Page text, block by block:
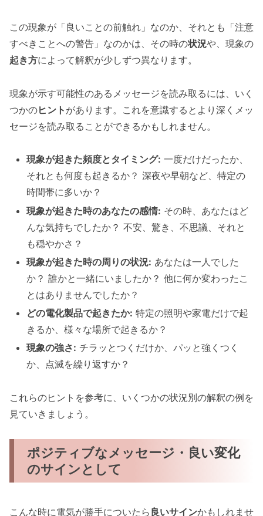
この現象が「良いことの前触れ」なのか、それとも「注意
すべきことへの警告」なのかは、その時の状況や、現象の
起き方によって解釈が少しずつ異なります。
現象が示す可能性のあるメッセージを読み取るには、いく
つかのヒント があります。これを意識するとより深くメッ
セージを読み取ることができるかもしれません。
現象が起きた頻度とタイミング: 一度だけだったか、
それとも何度も起きるか？ 深夜や早朝など、特定の
時間帯に多いか？
現象が起きた時のあなたの感情: その時、あなたはど
んな気持ちでしたか？ 不安、驚き、不思議、それと
も穏やかさ？
現象が起きた時の周りの状況: あなたは一人でした
か？ 誰かと一緒にいましたか？ 他に何か変わったこ
とはありませんでしたか？
どの電化製品で起きたか: 特定の照明や家電だけで起
きるか、様々な場所で起きるか？
現象の強さ: チラッとつくだけか、パッと強くつく
か、点滅を繰り返すか？
これらのヒントを参考に、いくつかの状況別の解釈の例を
見ていきましょう。
ポジティブなメッセージ・良い変化
のサインとして
こんな時に電気が勝手についたら 良いサインかもしれませ